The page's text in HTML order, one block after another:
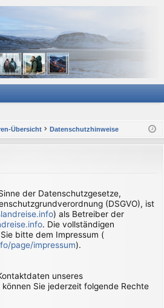
Übersicht Datenschutzhinweise
der Datenschutzgesetze,
(DSGVO), ist
) als Betreiber der
. Die vollständigen
bitte dem Impressum (
page/impressum).
unseres
Sie jederzeit folgende Rechte